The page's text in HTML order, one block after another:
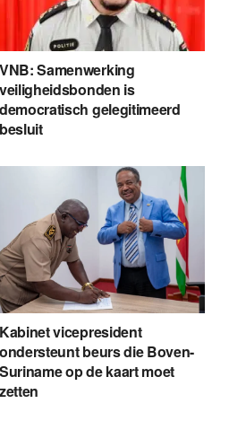
VNB: Samenwerking
veiligheidsbonden is
democratisch gelegitimeerd
besluit
Kabinet vicepresident
ondersteunt beurs die Boven-
Suriname op de kaart moet
zetten